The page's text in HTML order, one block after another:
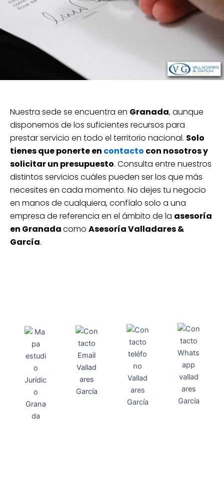
Nuestra sede se encuentra en Granada, aunque
disponemos de los suficientes recursos para
prestar servicio en todo el territorio nacional. Solo
tienes que ponerte en contacto con nosotros y
solicitar un presupuesto. Consulta entre nuestros
distintos servicios cuáles pueden ser los que más
necesites en cada momento. No dejes tu negocio
en manos de cualquiera, confíalo solo a una
empresa de referencia en el ámbito de la asesoría
en Granadacomo Asesoría Valladares &
García.